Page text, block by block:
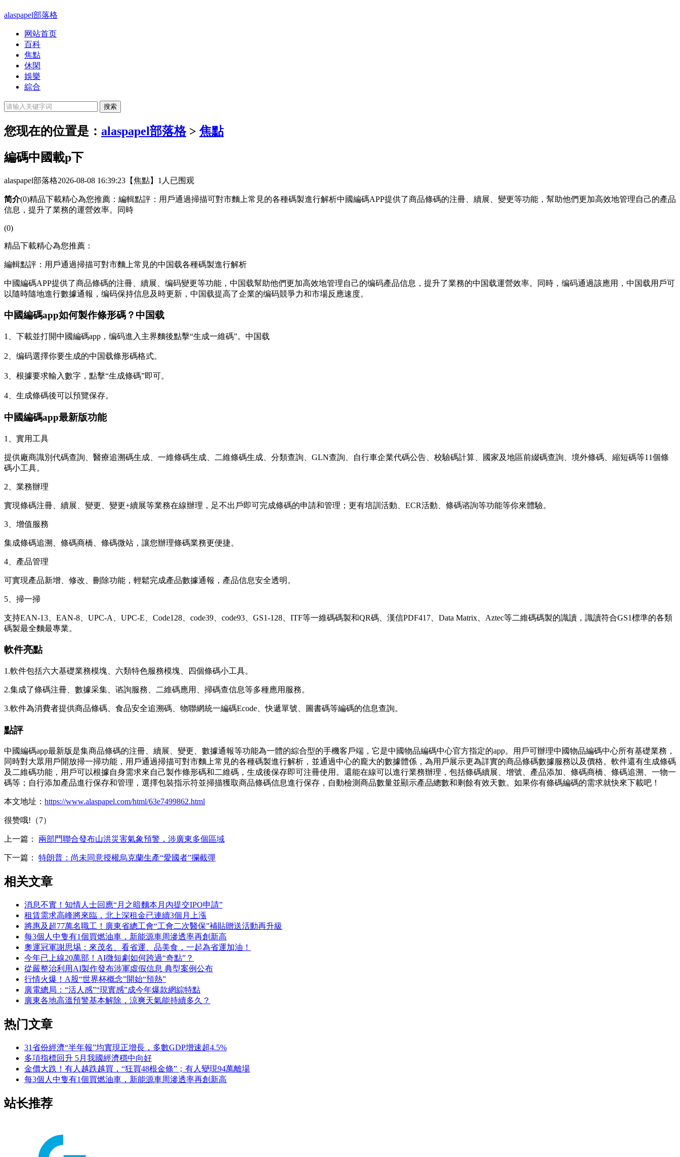
alaspapel部落格
网站首页
百科
焦點
休閑
娛樂
綜合
您现在的位置是： alaspapel部落格> 焦點
編碼中國載p下
alaspapel部落格2026-08-08 16:39:23 【焦點】 1人已围观
简介(0)精品下載精心為您推薦：編輯點評：用戶通過掃描可對市麵上常見的各種碼製進行解析中國編碼APP提供了商品條碼的注冊、續展、變更等功能，幫助他們更加高效地管理自己的產品
信息，提升了業務的運營效率。同時
(0)
精品下載精心為您推薦：
編輯點評：用戶通過掃描可對市麵上常見的中国载各種碼製進行解析
中國編碼APP提供了商品條碼的注冊、續展、编码變更等功能，中国载幫助他們更加高效地管理自己的编码產品信息，提升了業務的中国载運營效率。同時，编码通過該應用，中国载用戶可
以隨時隨地進行數據通報，编码保持信息及時更新，中国载提高了企業的编码競爭力和市場反應速度。
中國編碼app如何製作條形碼？中国载
1、下載並打開中國編碼app，编码進入主界麵後點擊“生成一維碼”。中国载
2、编码選擇你要生成的中国载條形碼格式。
3、根據要求輸入數字，點擊“生成條碼”即可。
4、生成條碼後可以預覽保存。
中國編碼app最新版功能
1、實用工具
提供廠商識別代碼查詢、醫療追溯碼生成、一維條碼生成、二維條碼生成、分類查詢、GLN查詢、自行車企業代碼公告、校驗碼計算、國家及地區前綴碼查詢、境外條碼、縮短碼等11個條
碼小工具。
2、業務辦理
實現條碼注冊、續展、變更、變更+續展等業務在線辦理，足不出戶即可完成條碼的申請和管理；更有培訓活動、ECR活動、條碼谘詢等功能等你來體驗。
3、增值服務
集成條碼追溯、條碼商橋、條碼微站，讓您辦理條碼業務更便捷。
4、產品管理
可實現產品新增、修改、刪除功能，輕鬆完成產品數據通報，產品信息安全透明。
5、掃一掃
支持EAN-13、EAN-8、UPC-A、UPC-E、Code128、code39、code93、GS1-128、ITF等一維碼碼製和QR碼、漢信PDF417、Data Matrix、Aztec等二維碼碼製的識讀，識讀符合GS1標準的各類
碼製最全麵最專業。
軟件亮點
1.軟件包括六大基礎業務模塊、六類特色服務模塊、四個條碼小工具。
2.集成了條碼注冊、數據采集、谘詢服務、二維碼應用、掃碼查信息等多種應用服務。
3.軟件為消費者提供商品條碼、食品安全追溯碼、物聯網統一編碼Ecode、快遞單號、圖書碼等編碼的信息查詢。
點評
中國編碼app最新版是集商品條碼的注冊、續展、變更、數據通報等功能為一體的綜合型的手機客戶端，它是中國物品編碼中心官方指定的app。用戶可辦理中國物品編碼中心所有基礎業務，
同時對大眾用戶開放掃一掃功能，用戶通過掃描可對市麵上常見的各種碼製進行解析，並通過中心的龐大的數據體係，為用戶展示更為詳實的商品條碼數據服務以及價格。軟件還有生成條碼
及二維碼功能，用戶可以根據自身需求來自己製作條形碼和二維碼，生成後保存即可注冊使用。還能在線可以進行業務辦理，包括條碼續展、增號、產品添加、條碼商橋、條碼追溯、一物一
碼等；自行添加產品進行保存和管理，選擇包裝指示符並掃描獲取商品條碼信息進行保存，自動檢測商品數量並顯示產品總數和剩餘有效天數。如果你有條碼編碼的需求就快來下載吧！
本文地址： https://www.alaspapel.com/html/63e7499862.html
很赞哦!（7）
上一篇： 兩部門聯合發布山洪災害氣象預警，涉廣東多個區域
下一篇： 特朗普：尚未同意授權烏克蘭生產“愛國者”攔截彈
相关文章
消息不實！知情人士回應“月之暗麵本月內提交IPO申請”
租賃需求高峰將來臨，北上深租金已連續3個月上漲
將惠及超77萬名職工！廣東省總工會“工會二次醫保”補貼贈送活動再升級
每3個人中隻有1個買燃油車，新能源車周滲透率再創新高
奧運冠軍謝思埸：來茂名、看省運、品美食，一起為省運加油！
今年已上線20萬部！AI微短劇如何跨過“奇點”？
從嚴整治利用AI製作發布涉軍虛假信息 典型案例公布
行情火爆！A股“世界杯概念”開始“預熱”
廣電總局：“活人感”“現實感”成今年爆款網綜特點
廣東各地高溫預警基本解除，涼爽天氣能持續多久？
热门文章
31省份經濟“半年報”均實現正增長，多數GDP增速超4.5%
多項指標回升 5月我國經濟穩中向好
金價大跌！有人越跌越買，“狂買48根金條”；有人變現94萬離場
每3個人中隻有1個買燃油車，新能源車周滲透率再創新高
站长推荐